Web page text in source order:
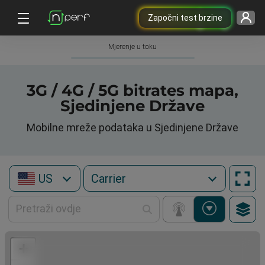
Započni test brzine
Mjerenje u toku
3G / 4G / 5G bitrates mapa,
Sjedinjene Države
Mobilne mreže podataka u Sjedinjene Države
US